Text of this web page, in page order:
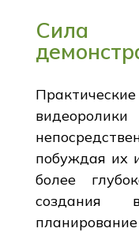
Сила
побуждая их
более
создания